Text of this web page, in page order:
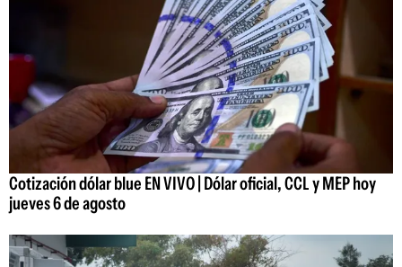
Cotización dólar blue EN VIVO | Dólar oficial, CCL y MEP hoy
jueves 6 de agosto